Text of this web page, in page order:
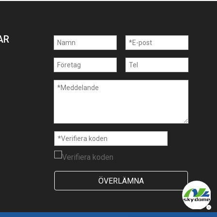
ÖVERLÄMNA